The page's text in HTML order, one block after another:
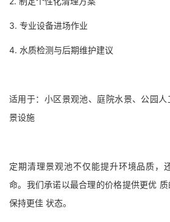
3. 专业设备进场作业
4. 水质检测与后期维护建议
适用于：小区景观池、庭院水景、公园
景设施
定期清理景观池不仅能提升环境品质，
命。我们承诺以最合理的价格提供更优
保持更佳 状态。